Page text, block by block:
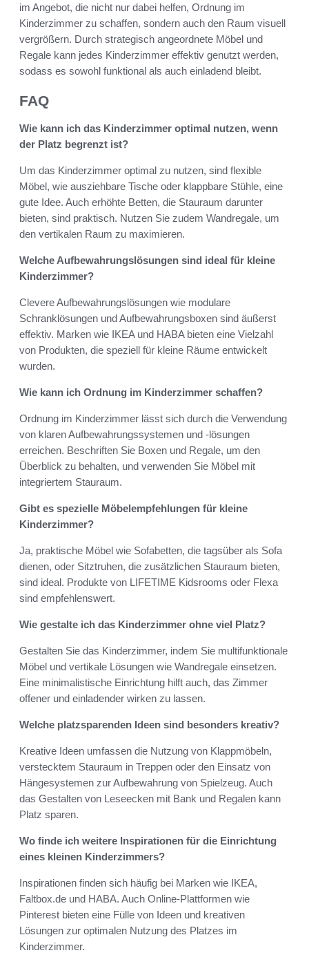
im Angebot, die nicht nur dabei helfen, Ordnung im
Kinderzimmer zu schaffen, sondern auch den Raum visuell
vergrößern. Durch strategisch angeordnete Möbel und
Regale kann jedes Kinderzimmer effektiv genutzt werden,
sodass es sowohl funktional als auch einladend bleibt.
FAQ
Wie kann ich das Kinderzimmer optimal nutzen, wenn
der Platz begrenzt ist?
Um das Kinderzimmer optimal zu nutzen, sind flexible
Möbel, wie ausziehbare Tische oder klappbare Stühle, eine
gute Idee. Auch erhöhte Betten, die Stauraum darunter
bieten, sind praktisch. Nutzen Sie zudem Wandregale, um
den vertikalen Raum zu maximieren.
Welche Aufbewahrungslösungen sind ideal für kleine
Kinderzimmer?
Clevere Aufbewahrungslösungen wie modulare
Schranklösungen und Aufbewahrungsboxen sind äußerst
effektiv. Marken wie IKEA und HABA bieten eine Vielzahl
von Produkten, die speziell für kleine Räume entwickelt
wurden.
Wie kann ich Ordnung im Kinderzimmer schaffen?
Ordnung im Kinderzimmer lässt sich durch die Verwendung
von klaren Aufbewahrungssystemen und -lösungen
erreichen. Beschriften Sie Boxen und Regale, um den
Überblick zu behalten, und verwenden Sie Möbel mit
integriertem Stauraum.
Gibt es spezielle Möbelempfehlungen für kleine
Kinderzimmer?
Ja, praktische Möbel wie Sofabetten, die tagsüber als Sofa
dienen, oder Sitztruhen, die zusätzlichen Stauraum bieten,
sind ideal. Produkte von LIFETIME Kidsrooms oder Flexa
sind empfehlenswert.
Wie gestalte ich das Kinderzimmer ohne viel Platz?
Gestalten Sie das Kinderzimmer, indem Sie multifunktionale
Möbel und vertikale Lösungen wie Wandregale einsetzen.
Eine minimalistische Einrichtung hilft auch, das Zimmer
offener und einladender wirken zu lassen.
Welche platzsparenden Ideen sind besonders kreativ?
Kreative Ideen umfassen die Nutzung von Klappmöbeln,
verstecktem Stauraum in Treppen oder den Einsatz von
Hängesystemen zur Aufbewahrung von Spielzeug. Auch
das Gestalten von Leseecken mit Bank und Regalen kann
Platz sparen.
Wo finde ich weitere Inspirationen für die Einrichtung
eines kleinen Kinderzimmers?
Inspirationen finden sich häufig bei Marken wie IKEA,
Faltbox.de und HABA. Auch Online-Plattformen wie
Pinterest bieten eine Fülle von Ideen und kreativen
Lösungen zur optimalen Nutzung des Platzes im
Kinderzimmer.